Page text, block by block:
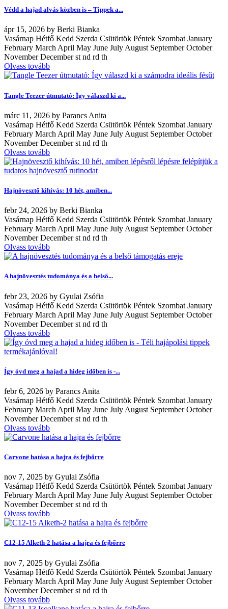
Védd a hajad alvás közben is – Tippek a...
ápr 15, 2026 by Berki Bianka
Vasárnap Hétfő Kedd Szerda Csütörtök Péntek Szombat January
February March April May June July August September October
November December st nd rd th
Olvass tovább
Tangle Teezer útmutató: Így válaszd ki a...
márc 11, 2026 by Parancs Anita
Vasárnap Hétfő Kedd Szerda Csütörtök Péntek Szombat January
February March April May June July August September October
November December st nd rd th
Olvass tovább
Hajnövesztő kihívás: 10 hét, amiben...
febr 24, 2026 by Berki Bianka
Vasárnap Hétfő Kedd Szerda Csütörtök Péntek Szombat January
February March April May June July August September October
November December st nd rd th
Olvass tovább
A hajnövesztés tudománya és a belső...
febr 23, 2026 by Gyulai Zsófia
Vasárnap Hétfő Kedd Szerda Csütörtök Péntek Szombat January
February March April May June July August September October
November December st nd rd th
Olvass tovább
Így óvd meg a hajad a hideg időben is -...
febr6, 2026 by Parancs Anita
Vasárnap Hétfő Kedd Szerda Csütörtök Péntek Szombat January
February March April May June July August September October
November December st nd rd th
Olvass tovább
Carvone hatása a hajra és fejbőrre
nov 7, 2025 by Gyulai Zsófia
Vasárnap Hétfő Kedd Szerda Csütörtök Péntek Szombat January
February March April May June July August September October
November December st nd rd th
Olvass tovább
C12-15 Alketh-2 hatása a hajra és fejbőrre
nov 7, 2025 by Gyulai Zsófia
Vasárnap Hétfő Kedd Szerda Csütörtök Péntek Szombat January
February March April May June July August September October
November December st nd rd th
Olvass tovább